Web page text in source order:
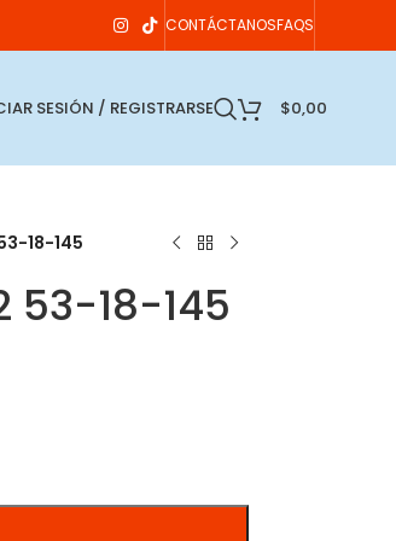
CONTÁCTANOSFAQS
SESIÓN / REGISTRARSE $0,00
18-145
53-18-145